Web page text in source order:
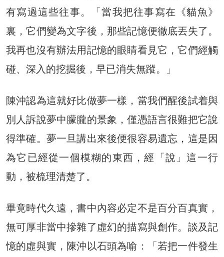
有寫過這些往事。「當我把往事寫在《貓魚》
裏，它們變為文字後，那些記憶便徹底丟失了。
我再也沒有辦法用記憶的眼睛看見它，它們經觸
碰、深入的挖掘後，早已消失無蹤。」
陳沖認為這就好比做夢一樣，當我們醒後試着與
別人訴說夢中朦朧的景象，僅憑語言很難把它說
得準確。夢一旦講出來後便很容易遺忘，這是因
為它已經從一個模糊的東西，經「說」這一行
動，被梳理清楚了。
畢竟時代久遠，書中內容必定不是百分百真實，
無可厚非當中摻雜了虛幻的描寫與創作。談及記
憶的虛與實，陳沖以石頭為喻：「若把一件發生